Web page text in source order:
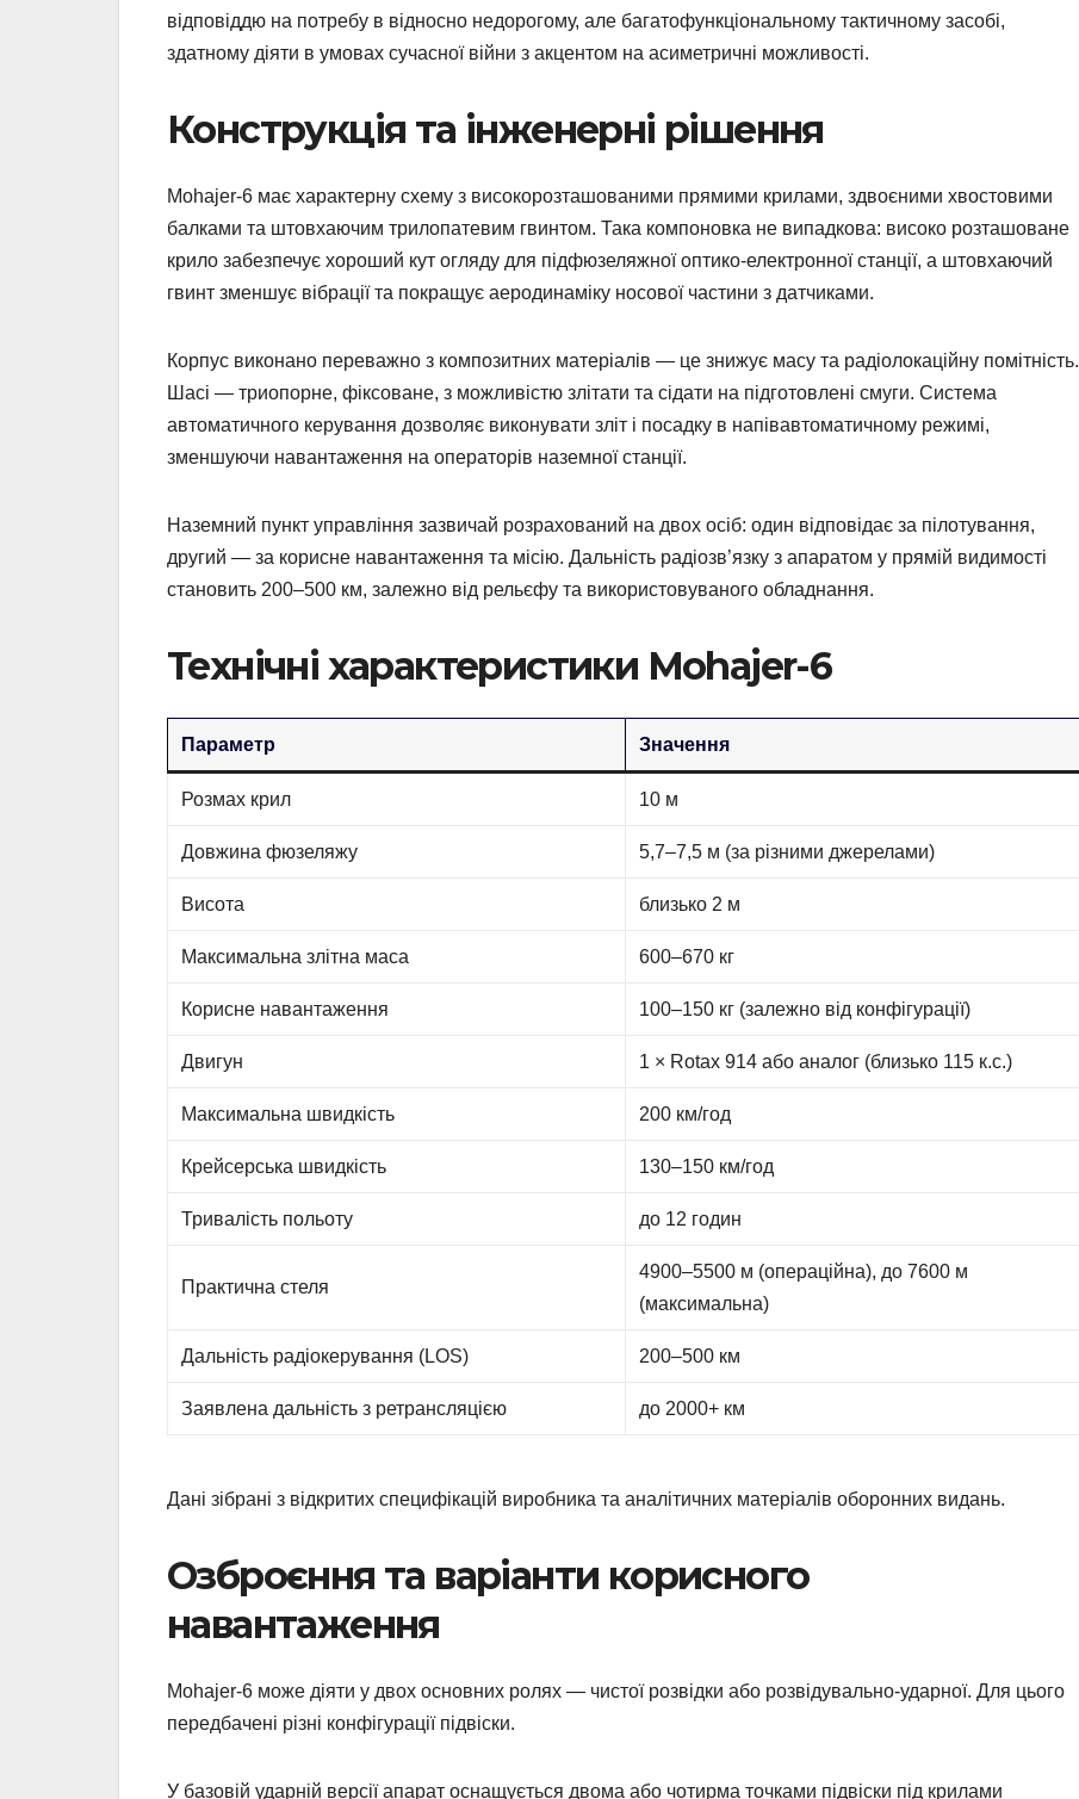
відповіддю на потребу в відносно недорогому, але багатофункціональному тактичному засобі,
здатному діяти в умовах сучасної війни з акцентом на асиметричні можливості.
Конструкція та інженерні рішення
Mohajer-6 має характерну схему з високорозташованими прямими крилами, здвоєними хвостовими
балками та штовхаючим трилопатевим гвинтом. Така компоновка не випадкова: високо розташоване
крило забезпечує хороший кут огляду для підфюзеляжної оптико-електронної станції, а штовхаючий
гвинт зменшує вібрації та покращує аеродинаміку носової частини з датчиками.
Корпус виконано переважно з композитних матеріалів — це знижує масу та радіолокаційну помітність.
Шасі — триопорне, фіксоване, з можливістю злітати та сідати на підготовлені смуги. Система
автоматичного керування дозволяє виконувати зліт і посадку в напівавтоматичному режимі,
зменшуючи навантаження на операторів наземної станції.
Наземний пункт управління зазвичай розрахований на двох осіб: один відповідає за пілотування,
другий — за корисне навантаження та місію. Дальність радіозв’язку з апаратом у прямій видимості
становить 200–500 км, залежно від рельєфу та використовуваного обладнання.
Технічні характеристики Mohajer-6
Параметр Значення
Розмах крил 10 м
Довжина фюзеляжу 5,7–7,5 м (за різними джерелами)
Висота близько 2 м
Максимальна злітна маса 600–670 кг
Корисне навантаження 100–150 кг (залежно від конфігурації)
Двигун 1 × Rotax 914 або аналог (близько 115 к.с.)
Максимальна швидкість 200 км/год
Крейсерська швидкість 130–150 км/год
Тривалість польоту до 12 годин
Практична стеля
4900–5500 м (операційна), до 7600 м
(максимальна)
Дальність радіокерування (LOS) 200–500 км
Заявлена дальність з ретрансляцією до 2000+ км
Дані зібрані з відкритих специфікацій виробника та аналітичних матеріалів оборонних видань.
Озброєння та варіанти корисного
навантаження
Mohajer-6 може діяти у двох основних ролях — чистої розвідки або розвідувально-ударної. Для цього
передбачені різні конфігурації підвіски.
У базовій ударній версії апарат оснащується двома або чотирма точками підвіски під крилами